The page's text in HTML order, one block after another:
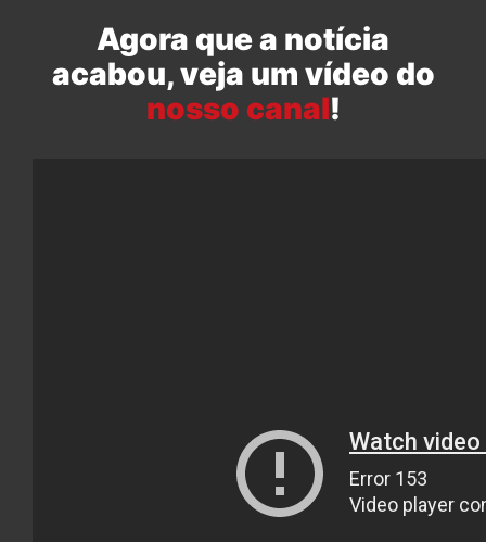
Agora que a notícia
acabou, veja um vídeo do
nosso canal!